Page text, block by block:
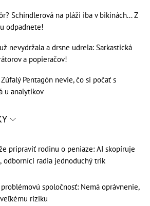
Schindlerová na pláži iba v bikinách... Z
odpadnete!
nevydržala a drsne udrela: Sarkastická
a popieračov!
Pentagón nevie, čo si počať s
u analytikov
pripraviť rodinu o peniaze: AI skopíruje
odborníci radia jednoduchý trik
spoločnosť: Nemá oprávnenie,
riziku